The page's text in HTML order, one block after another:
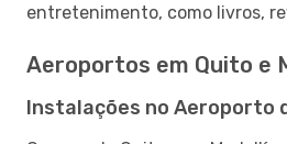
entretenimento, como livros,
Aeroportos em Quito e
Instalações no Aeroporto